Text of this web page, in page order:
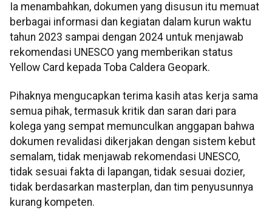
Ia menambahkan, dokumen yang disusun itu memuat
berbagai informasi dan kegiatan dalam kurun waktu
tahun 2023 sampai dengan 2024 untuk menjawab
rekomendasi UNESCO yang memberikan status
Yellow Card kepada Toba Caldera Geopark.
Pihaknya mengucapkan terima kasih atas kerja sama
semua pihak, termasuk kritik dan saran dari para
kolega yang sempat memunculkan anggapan bahwa
dokumen revalidasi dikerjakan dengan sistem kebut
semalam, tidak menjawab rekomendasi UNESCO,
tidak sesuai fakta di lapangan, tidak sesuai dozier,
tidak berdasarkan masterplan, dan tim penyusunnya
kurang kompeten.